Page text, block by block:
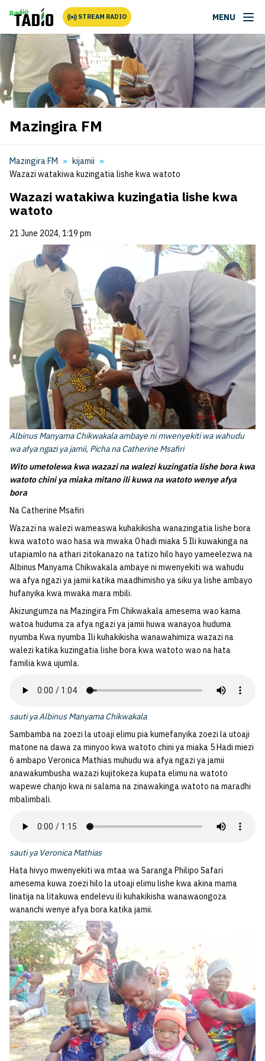
STREAM RADIO MENU
Mazingira FM
Mazingira FM
kijamii
Wazazi watakiwa kuzingatia lishe kwa watoto
Wazazi watakiwa kuzingatia lishe kwa
watoto
21 June 2024, 1:19 pm
Albinus Manyama Chikwakala ambaye ni mwenyekiti wa wahudu
wa afya ngazi ya jamii, Picha na Catherine Msafiri
Wito umetolewa kwa wazazi na walezi kuzingatia lishe bora kwa
watoto chini ya miaka mitano ili kuwa na watoto wenye afya
bora
Na Catherine Msafiri
Wazazi na walezi wameaswa kuhakikisha wanazingatia lishe bora
kwa watoto wao hasa wa mwaka 0 hadi miaka 5 Ili kuwakinga na
utapiamlo na athari zitokanazo na tatizo hilo hayo yameelezwa na
Albinus Manyama Chikwakala ambaye ni mwenyekiti wa wahudu
wa afya ngazi ya jamii katika maadhimisho ya siku ya lishe ambayo
hufanyika kwa mwaka mara mbili.
Akizungumza na Mazingira Fm Chikwakala amesema wao kama
watoa huduma za afya ngazi ya jamii huwa wanayoa huduma
nyumba Kwa nyumba Ili kuhakikisha wanawahimiza wazazi na
walezi katika kuzingatia lishe bora kwa watoto wao na hata
familia kwa ujumla.
sauti ya Albinus Manyama Chikwakala
Sambamba na zoezi la utoaji elimu pia kumefanyika zoezi la utoaji
matone na dawa za minyoo kwa watoto chini ya miaka 5 Hadi miezi
6 ambapo Veronica Mathias muhudu wa afya ngazi ya jamii
anawakumbusha wazazi kujitokeza kupata elimu na watoto
wapewe chanjo kwa ni salama na zinawakinga watoto na maradhi
mbalimbali.
sauti ya Veronica Mathias
Hata hivyo mwenyekiti wa mtaa wa Saranga Philipo Safari
amesema kuwa zoezi hilo la utoaji elimu lishe kwa akina mama
linatija na litakuwa endelevu ili kuhakikisha wanawaongoza
wananchi wenye afya bora katika jamii.